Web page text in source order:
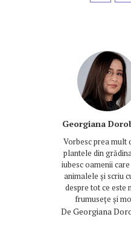
Georgiana
Vorbesc prea mult
plantele din
iubesc oamenii
animalele și scriu
despre tot ce este
frumusețe și
De Georgiana